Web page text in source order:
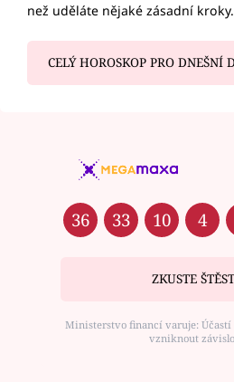
než uděláte nějaké zásadní kroky.
CELÝ HOROSKOP PRO DNEŠNÍ
36 33 10 4
ZKUSTE
Ministerstvo financí varuje:
vzniknout